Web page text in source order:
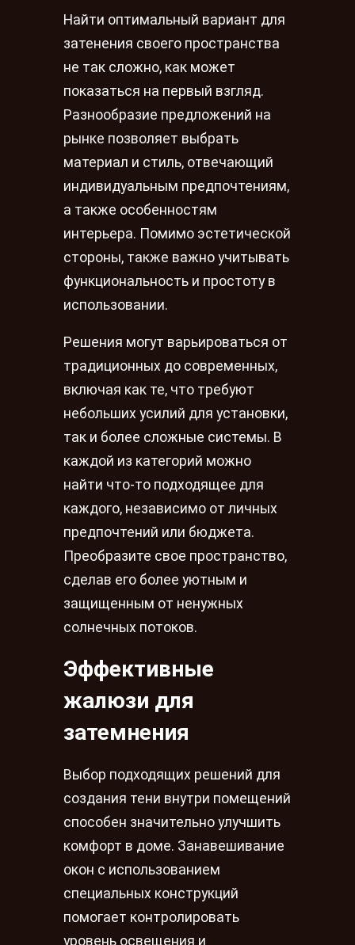
Найти оптимальный вариант для
затенения своего пространства
не так сложно, как может
показаться на первый взгляд.
Разнообразие предложений на
рынке позволяет выбрать
материал и стиль, отвечающий
индивидуальным предпочтениям,
а также особенностям
интерьера. Помимо эстетической
стороны, также важно учитывать
функциональность и простоту в
использовании.
Решения могут варьироваться от
традиционных до современных,
включая как те, что требуют
небольших усилий для установки,
так и более сложные системы. В
каждой из категорий можно
найти что-то подходящее для
каждого, независимо от личных
предпочтений или бюджета.
Преобразите свое пространство,
сделав его более уютным и
защищенным от ненужных
солнечных потоков.
Эффективные
жалюзи для
затемнения
Выбор подходящих решений для
создания тени внутри помещений
способен значительно улучшить
комфорт в доме. Занавешивание
окон с использованием
специальных конструкций
помогает контролировать
уровень освещения и